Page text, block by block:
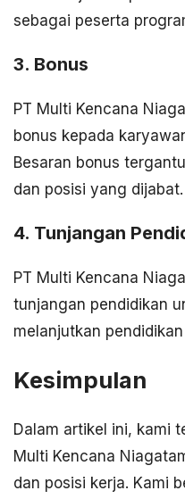
sebagai peserta
3. Bonus
PT Multi Kencana
bonus kepada
Besaran bonus
dan posisi yang dijabat.
4. Tunjangan
PT Multi Kencana
tunjangan pendidikan
melanjutkan
Kesimpulan
Dalam artikel ini, kami
Multi Kencana
dan posisi kerja. Kami